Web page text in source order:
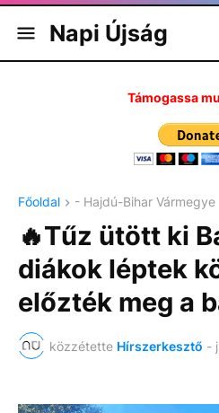
Napi Újság
Támogassa
Főoldal - Hajdú-Bihar Vármegye
🔥Tűz ütött ki
diákok léptek
előzték meg a
közzétette Hírszerkesztő -